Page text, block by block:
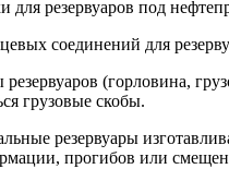
для резервуаров под
соединений для
(горловина,
грузовые скобы.
резервуары
прогибов или